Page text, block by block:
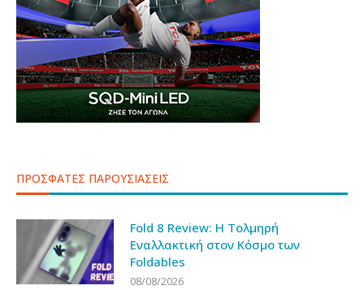
ΠΡΟΣΦΑΤΕΣ ΠΑΡΟΥΣΙΑΣΕΙΣ
Fold 8 Review: Η Τολμηρή
Εναλλακτική στον Κόσμο των
Foldables
08/08/2026